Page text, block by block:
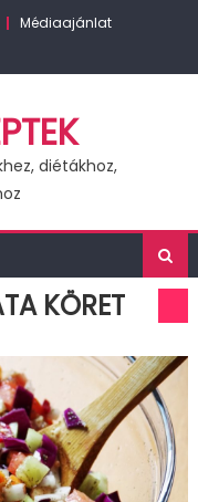
Médiaajánlat
diétákhoz,
KÖRET